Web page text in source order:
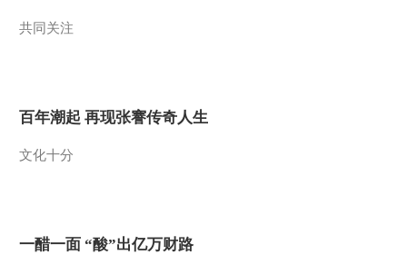
共同关注
百年潮起 再现张謇传奇人生
文化十分
一醋一面 “酸”出亿万财路